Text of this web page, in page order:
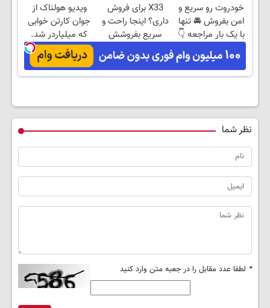
خودروت رو سریع و
امن بفروش 🚘 تنها
با یک بار مراجعه 👇
X33 برای فروش
داری؟ اینجا راحت و
سریع بفروشش
ویدیو هولناک از
جوان کارتن خوابی
که میلیاردر شد.
آموزش رایگان
نظر شما
* لطفا عدد مقابل را در جعبه متن وارد کنید